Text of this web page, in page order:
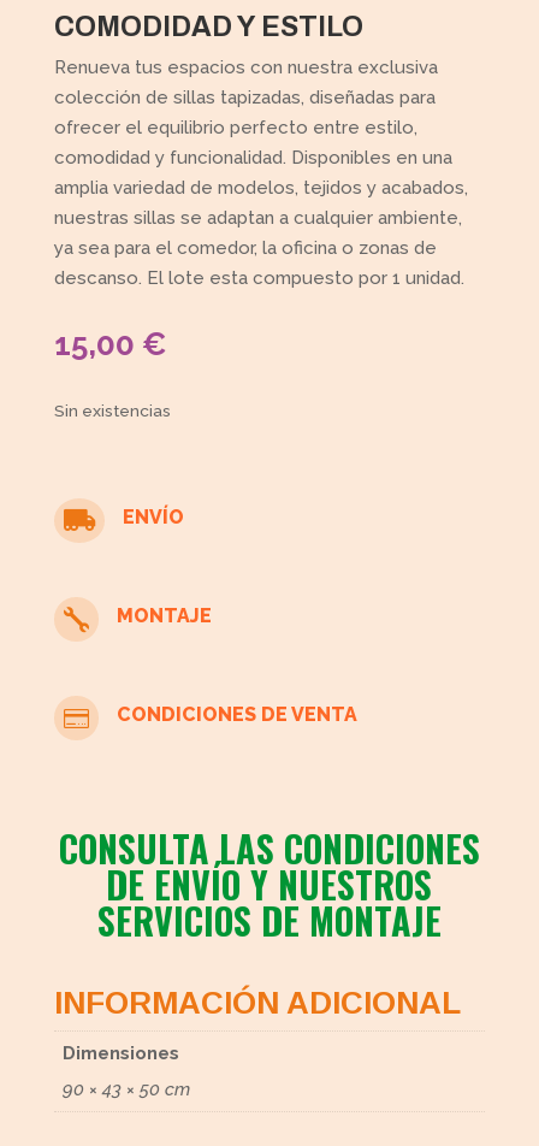
COMODIDAD Y ESTILO
Renueva tus espacios con nuestra exclusiva
colección de sillas tapizadas, diseñadas para
ofrecer el equilibrio perfecto entre estilo,
comodidad y funcionalidad. Disponibles en una
amplia variedad de modelos, tejidos y acabados,
nuestras sillas se adaptan a cualquier ambiente,
ya sea para el comedor, la oficina o zonas de
descanso. El lote esta compuesto por 1 unidad.
15,00 €
Sin existencias
 ENVÍO
 MONTAJE
 CONDICIONES DE VENTA
CONSULTA LAS CONDICIONES
DE ENVÍO Y NUESTROS
SERVICIOS DE MONTAJE
INFORMACIÓN ADICIONAL
Dimensiones
90 × 43 × 50 cm